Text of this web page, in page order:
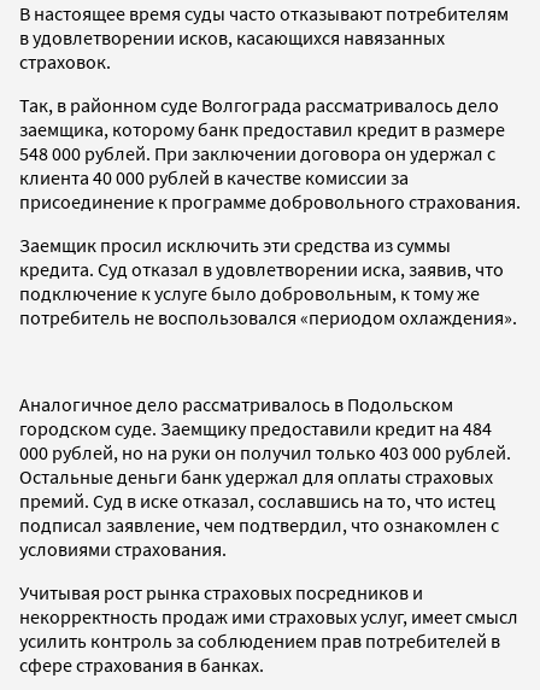
В настоящее время суды часто отказывают потребителям
в удовлетворении исков, касающихся навязанных
страховок.
Так, в районном суде Волгограда рассматривалось дело
заемщика, которому банк предоставил кредит в размере
548 000 рублей. При заключении договора он удержал с
клиента 40 000 рублей в качестве комиссии за
присоединение к программе добровольного страхования.
Заемщик просил исключить эти средства из суммы
кредита. Суд отказал в удовлетворении иска, заявив, что
подключение к услуге было добровольным, к тому же
потребитель не воспользовался «периодом охлаждения».
Аналогичное дело рассматривалось в Подольском
городском суде. Заемщику предоставили кредит на 484
000 рублей, но на руки он получил только 403 000 рублей.
Остальные деньги банк удержал для оплаты страховых
премий. Суд в иске отказал, сославшись на то, что истец
подписал заявление, чем подтвердил, что ознакомлен с
условиями страхования.
Учитывая рост рынка страховых посредников и
некорректность продаж ими страховых услуг, имеет смысл
усилить контроль за соблюдением прав потребителей в
сфере страхования в банках.